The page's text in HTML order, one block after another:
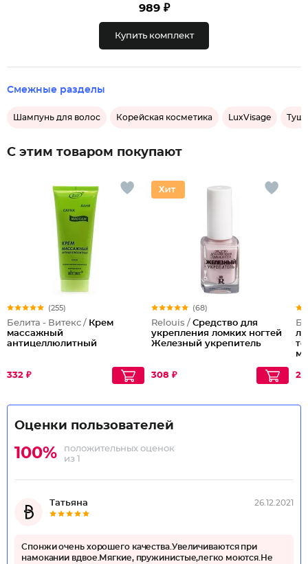
989 ₽
Купить комплект
Смежные разделы
Шампунь для волос Корейская косметика LuxVisage
С этим товаром покупают
(255)
Белита - Витекс / Крем
массажный
антицеллюлитный
332 ₽
(68)
Relouis / Средство для
укрепления ломких ногтей
Железный укрепитель
308 ₽
Оценки пользователей
100%
положительных оценок
из 1
Татьяна 26.12.2021
Спонжи очень хорошего качества.Увеличиваются при
намокании вдвое.Мягкие, пружинистые,легко моются.Не